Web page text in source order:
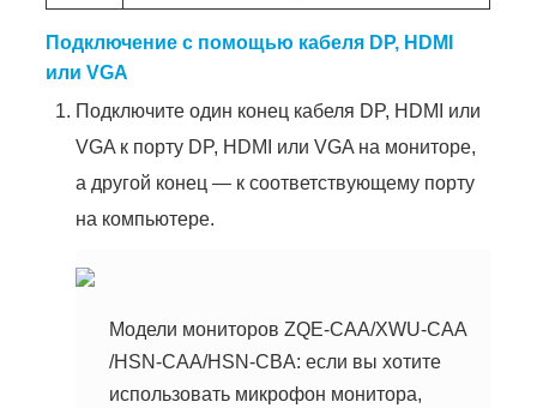
Подключение с помощью кабеля DP, HDMI
или VGA
Подключите один конец кабеля DP, HDMI или
VGA к порту DP, HDMI или VGA на мониторе,
а другой конец — к соответствующему порту
на компьютере.
Модели мониторовZQE-CAA/XWU-CAA
/HSN-CAA/HSN-CBA: если вы хотите
использовать микрофон монитора,